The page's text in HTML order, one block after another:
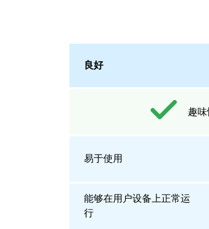
良好
趣
易于使用
能够在用户设备上正常运
行